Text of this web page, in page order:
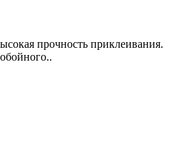
прочность приклеивания.